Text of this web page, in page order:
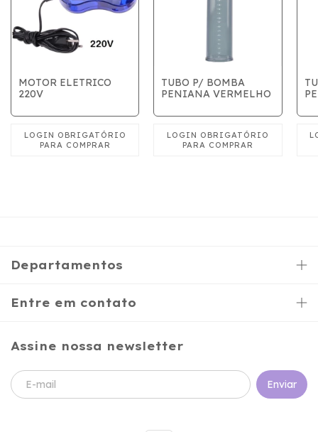
MOTOR ELETRICO
220V
TUBO P/ BOMBA
PENIANA VERMELHO
Departamentos
Entre em contato
Assine nossa newsletter